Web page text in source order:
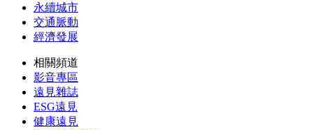
永續城市
交通脈動
經濟發展
相關頻道
影音專區
遠見雜誌
ESG遠見
健康遠見